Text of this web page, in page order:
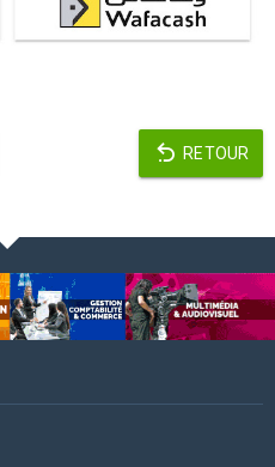
RETOUR